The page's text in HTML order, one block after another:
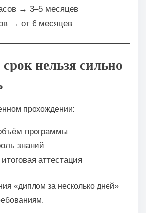
→ 3–5 месяцев
→ от 6 месяцев
нельзя сильно
прохождении:
программы
знаний
аттестация
«диплом за несколько дней»